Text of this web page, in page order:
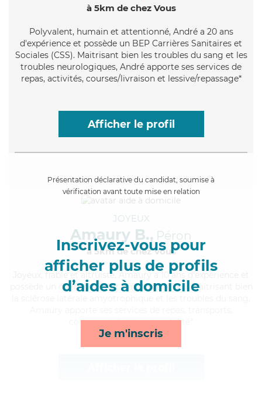
à 5km de chez Vous
Polyvalent, humain et attentionné, André a 20 ans
d'expérience et possède un BEP Carrières Sanitaires et
Sociales (CSS). Maitrisant bien les troubles du sang et les
troubles neurologiques, André apporte ses services de
repas, activités, courses/livraison et lessive/repassage*
Afficher le profil
Présentation déclarative du candidat, soumise à
vérification avant toute mise en relation
Inscrivez-vous pour
afficher plus de profils
d’aides à domicile
Je m'inscris
JOYEUX
Amaury B., Péron
à 5km de chez Vous
, fiable et altruiste, Amaury a 10 ans d'expérience et
possède un diplôme d'Etat d'infirmier (DEI). Maitrisant bien
compagnie/loisirs et mobilité*